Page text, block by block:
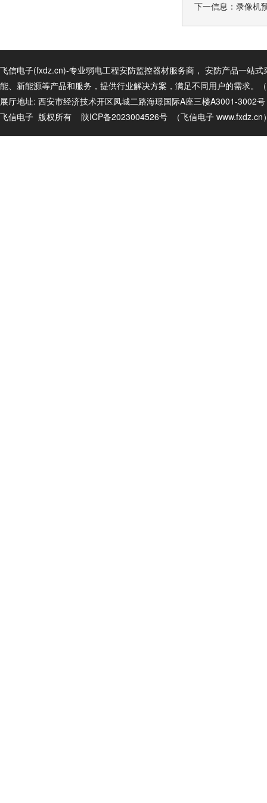
下一信息： 录像机
飞信电子(fxdz.cn)-专业弱电工程安防监控器材服务商， 安防产品一站
能、新能源等产品和服务，提供行业解决方案，满足不同用户的需求
展厅地址: 西安市经济技术开区凤城二路海璟国际A座三楼A3001-3002
飞信电子 版权所有 陕ICP备2023004526号 （飞信电子 www.fxdz.cn